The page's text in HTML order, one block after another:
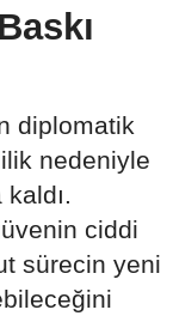
diplomatik
nedeniyle
ciddi
sürecin yeni